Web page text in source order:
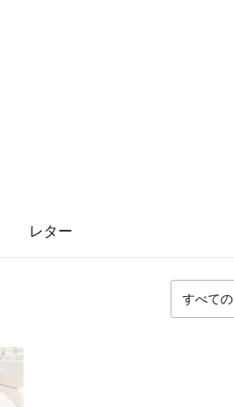
レター